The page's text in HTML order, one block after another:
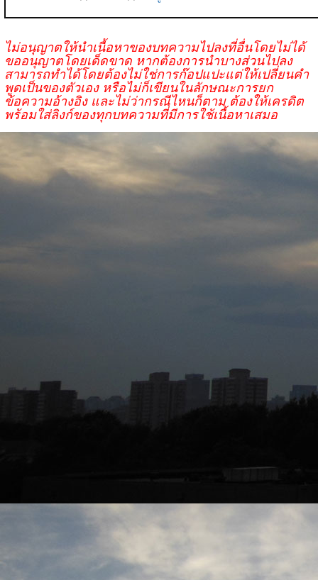
ไม่อนุญาตให้นำเนื้อหาของบทความไปลงที่อื่นโดยไม่ได้
ขออนุญาตโดยเด็ดขาด หากต้องการนำบางส่วนไปลง
สามารถทำได้โดยต้องไม่ใช่การก๊อปแปะแต่ให้เปลี่ยนคำ
พูดเป็นของตัวเอง หรือไม่ก็เขียนในลักษณะการยก
ข้อความอ้างอิง และไม่ว่ากรณีไหนก็ตาม ต้องให้เครดิต
พร้อมใส่ลิงก์ของทุกบทความที่มีการใช้เนื้อหาเสมอ